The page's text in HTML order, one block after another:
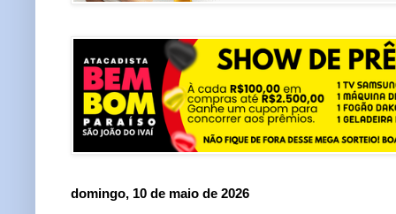
domingo, 10 de maio de 2026